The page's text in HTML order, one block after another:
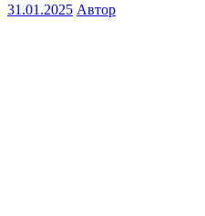
31.01.2025 Автор